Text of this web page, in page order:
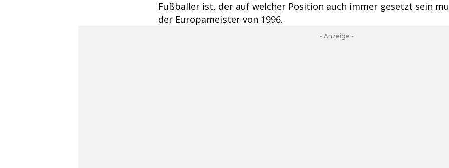
Fußballer ist, der auf welcher Position auch immer gesetzt sein
der Europameister von 1996.
- Anzeige -